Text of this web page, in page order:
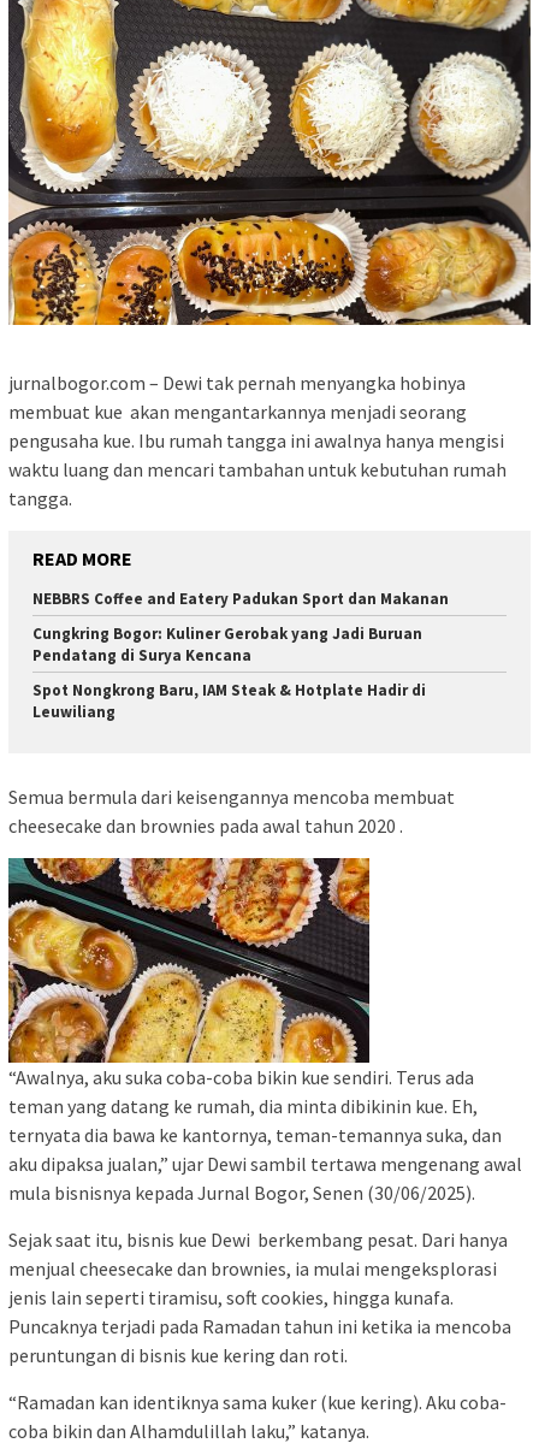
jurnalbogor.com – Dewi tak pernah menyangka hobinya
membuat kue akan mengantarkannya menjadi seorang
pengusaha kue. Ibu rumah tangga ini awalnya hanya mengisi
waktu luang dan mencari tambahan untuk kebutuhan rumah
tangga.
READ MORE
NEBBRS Coffee and Eatery Padukan Sport dan Makanan
Cungkring Bogor: Kuliner Gerobak yang Jadi Buruan
Pendatang di Surya Kencana
Spot Nongkrong Baru, IAM Steak & Hotplate Hadir di
Leuwiliang
Semua bermula dari keisengannya mencoba membuat
cheesecake dan brownies pada awal tahun 2020 .
“Awalnya, aku suka coba-coba bikin kue sendiri. Terus ada
teman yang datang ke rumah, dia minta dibikinin kue. Eh,
ternyata dia bawa ke kantornya, teman-temannya suka, dan
aku dipaksa jualan,” ujar Dewi sambil tertawa mengenang awal
mula bisnisnya kepada Jurnal Bogor, Senen (30/06/2025).
Sejak saat itu, bisnis kue Dewi berkembang pesat. Dari hanya
menjual cheesecake dan brownies, ia mulai mengeksplorasi
jenis lain seperti tiramisu, soft cookies, hingga kunafa.
Puncaknya terjadi pada Ramadan tahun ini ketika ia mencoba
peruntungan di bisnis kue kering dan roti.
“Ramadan kan identiknya sama kuker (kue kering). Aku coba-
coba bikin dan Alhamdulillah laku,” katanya.